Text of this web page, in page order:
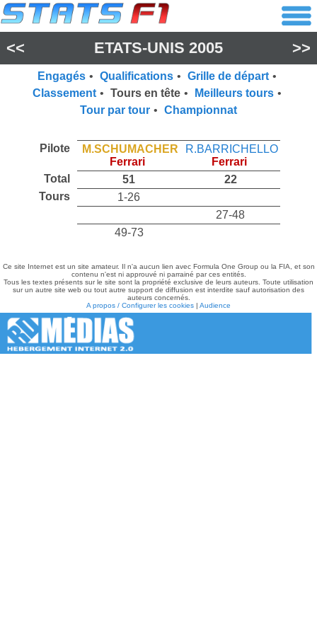
<< ETATS-UNIS 2005 >>
Engagés • Qualifications • Grille de départ •
Classement • Tours en tête • Meilleurs tours •
Tour par tour • Championnat
Pilote
M.SCHUMACHER
Ferrari
R.BARRICHELLO
Ferrari
Total
51
22
Tours
1-26
27-48
49-73
Ce site Internet est un site amateur. Il n'a aucun lien avec Formula One Group ou la FIA, et son
contenu n'est ni approuvé ni parrainé par ces entités.
Tous les textes présents sur le site sont la propriété exclusive de leurs auteurs. Toute utilisation
sur un autre site web ou tout autre support de diffusion est interdite sauf autorisation des
auteurs concernés.
A propos / Configurer les cookies | Audience